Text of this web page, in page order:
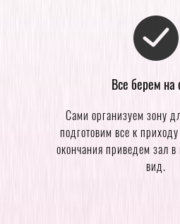
Все берем на
Сами организуем зону
подготовим все к
окончания приведем зал
вид.